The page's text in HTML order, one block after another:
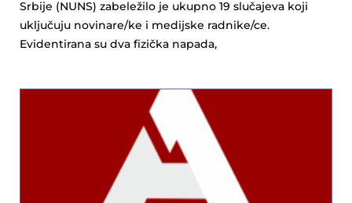
Srbije (NUNS) zabeležilo je ukupno 19 slučajeva koji
uključuju novinare/ke i medijske radnike/ce.
Evidentirana su dva fizička napada,